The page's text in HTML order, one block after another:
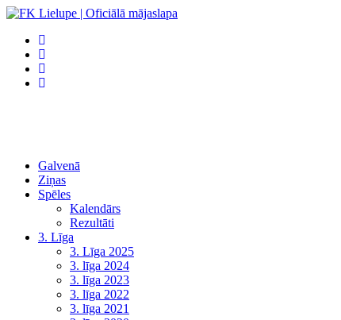
Galvenā
Ziņas
Spēles
Kalendārs
Rezultāti
3. Līga
3. Līga 2025
3. līga 2024
3. līga 2023
3. līga 2022
3. līga 2021